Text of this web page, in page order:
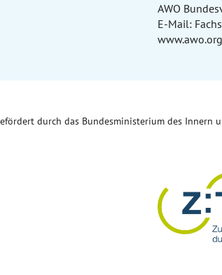
AWO
E-Mail:
www.awo.org
durch das Bundesministerium des Innern